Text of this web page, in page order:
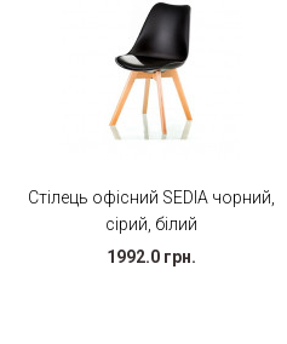
Стілець офісний SEDIA чорний,
сірий, білий
1992.0 грн.